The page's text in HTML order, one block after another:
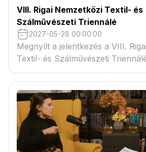
VIII. Rigai Nemzetközi Textil- és
Szálművészeti Triennálé
2027-05-28 00:00:00
Megnyílt a jelentkezés a VIII.
Textil- és Szálművészeti